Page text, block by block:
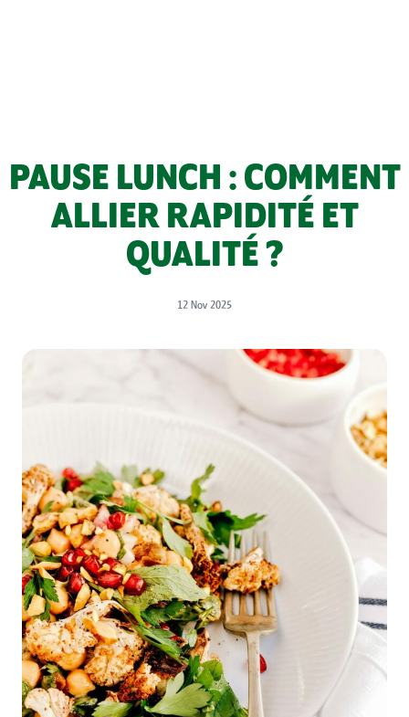
PAUSE LUNCH : COMMENT
ALLIER RAPIDITÉ ET
QUALITÉ ?
12 Nov 2025